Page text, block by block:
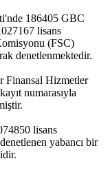
186405 GBC
lisans
(FSC)
denetlenmektedir.
Finansal Hizmetler
numarasıyla
lisans
yabancı bir